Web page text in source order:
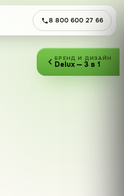
БРЕНД И ДИЗАЙН
Delux — 3 в 1
8 800 600 27 66